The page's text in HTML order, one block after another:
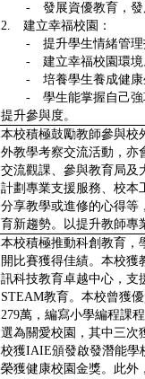
- 發展資優教育，發展
2. 建立幸福校園：
- 提升學生情緒管理
- 建立幸福校園環境
- 培養學生養成健康
- 學生能掌握自己強
提升參與度。
本校積極鼓勵教師參與校
外教學考察交流活動，亦
交流觀課、參與教育局及
計劃專業支援服務、校本
分享教學或進修的心得等
育新趨勢。以提升教師專
本校積極推動科創教育，
開比賽獲得佳績。本校獲
訊科技教育卓越中心，支
STEAM教育。本校曾獲
279萬，編寫小學編程課
選為關愛校園，其中三次
校獲IAIE頒發啟發潛能學
榮獲健康校園金獎。此外